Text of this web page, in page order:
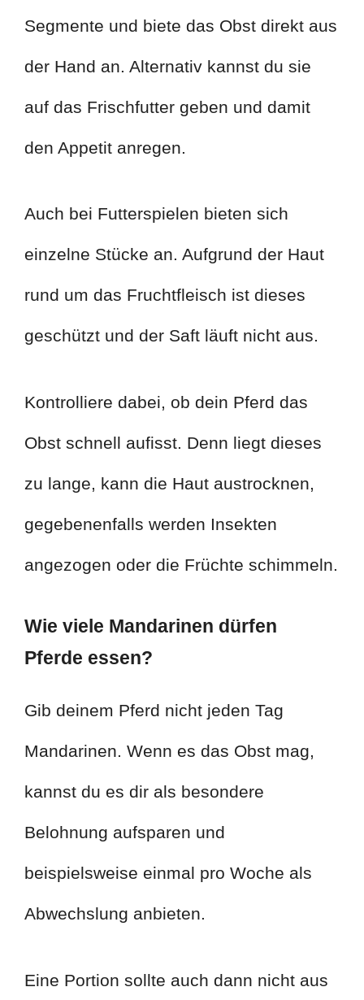
Segmente und biete das Obst direkt aus
der Hand an. Alternativ kannst du sie
auf das Frischfutter geben und damit
den Appetit anregen.
Auch bei Futterspielen bieten sich
einzelne Stücke an. Aufgrund der Haut
rund um das Fruchtfleisch ist dieses
geschützt und der Saft läuft nicht aus.
Kontrolliere dabei, ob dein Pferd das
Obst schnell aufisst. Denn liegt dieses
zu lange, kann die Haut austrocknen,
gegebenenfalls werden Insekten
angezogen oder die Früchte schimmeln.
Wie viele Mandarinen dürfen
Pferde essen?
Gib deinem Pferd nicht jeden Tag
Mandarinen. Wenn es das Obst mag,
kannst du es dir als besondere
Belohnung aufsparen und
beispielsweise einmal pro Woche als
Abwechslung anbieten.
Eine Portion sollte auch dann nicht aus